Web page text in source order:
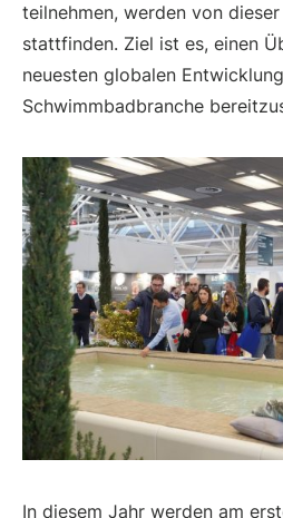
teilnehmen, werden von
stattfinden. Ziel ist es, einen
neuesten globalen
Schwimmbadbranche
In diesem Jahr werden am